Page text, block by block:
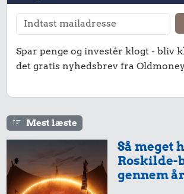
Spar penge og investér klogt - bliv
det gratis nyhedsbrev fra
Mest læste
Så meget
Roskilde-
gennem